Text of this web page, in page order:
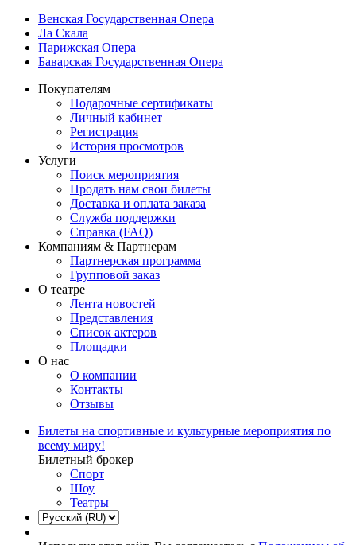
Венская Государственная Опера
Ла Скала
Парижская Опера
Баварская Государственная Опера
Покупателям
Подарочные сертификаты
Личный кабинет
Регистрация
История просмотров
Услуги
Поиск мероприятия
Продать нам свои билеты
Доставка и оплата заказа
Служба поддержки
Справка (FAQ)
Компаниям & Партнерам
Партнерская программа
Групповой заказ
О театре
Лента новостей
Представления
Список актеров
Площадки
О нас
О компании
Контакты
Отзывы
Билеты на спортивные и культурные мероприятия по
всему миру!
Билетный брокер
Спорт
Шоу
Театры